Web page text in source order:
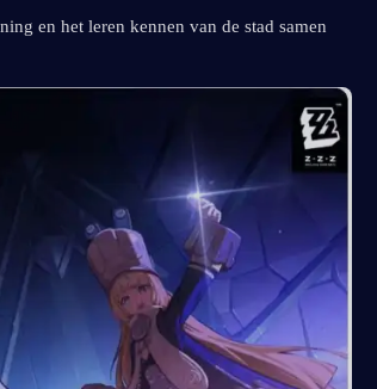
en het leren kennen van de stad samen